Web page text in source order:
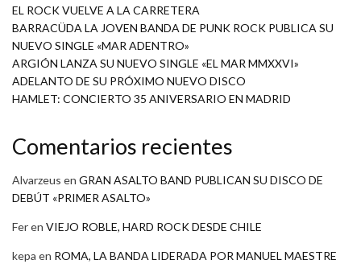
EL ROCK VUELVE A LA CARRETERA
BARRACÜDA LA JOVEN BANDA DE PUNK ROCK PUBLICA SU
NUEVO SINGLE «MAR ADENTRO»
ARGIÓN LANZA SU NUEVO SINGLE «EL MAR MMXXVI»
ADELANTO DE SU PRÓXIMO NUEVO DISCO
HAMLET: CONCIERTO 35 ANIVERSARIO EN MADRID
Comentarios recientes
Alvarzeus en GRAN ASALTO BAND PUBLICAN SU DISCO DE
DEBÚT «PRIMER ASALTO»
Feren VIEJO ROBLE, HARD ROCK DESDE CHILE
kepa en ROMA, LA BANDA LIDERADA POR MANUEL MAESTRE